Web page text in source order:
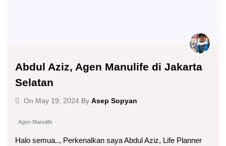
Abdul Aziz, Agen Manulife di Jakarta
Selatan
On May 19, 2024 By Asep Sopyan
Agen Manulife
Halo semua.., Perkenalkan saya Abdul Aziz, Life Planner